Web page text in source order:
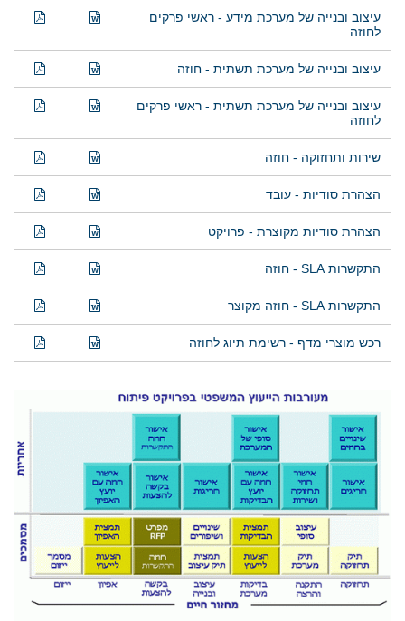
עיצוב ובנייה של מערכת מידע - ראשי פרקים
לחוזה
עיצוב ובנייה של מערכת תשתית - חוזה
עיצוב ובנייה של מערכת תשתית - ראשי פרקים
לחוזה
שירות ותחזוקה - חוזה
הצהרת סודיות - עובד
הצהרת סודיות מקוצרת - פרויקט
התקשרות SLA - חוזה
התקשרות SLA - חוזה מקוצר
רכש מוצרי מדף - רשימת תיוג לחוזה